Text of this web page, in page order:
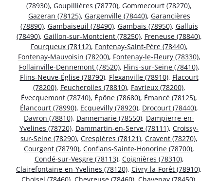
(78930), Goupillières (78770), Gommecourt (78270),
Gazeran (78125), Gargenville (78440), Garancières
(78890), Gambaiseuil (78490), Gambais (78950), Galluis
(78490), Gaillon-sur-Montcient (78250), Freneuse (78840),
Fourqueux (78112), Fontenay-Saint-Père (78440),
Fontenay-Mauvoisin (78200), Fontenay-le-Fleury (78330),
Follainville-Dennemont (78520), Flins-sur-Seine (78410),
Flins-Neuve-Église (78790), Flexanville (78910), Flacourt
(78200), Feucherolles (78810), Favrieux (78200),
Évecquemont (78740), Épône (78680), Émancé (78125),
Élancourt (78990), Ecquevilly (78920), Drocourt (78440),
Davron (78810), Dannemarie (78550), Dampierre-en-
Yvelines (78720), Dammartin-en-Serve (78111), Croissy-
sur-Seine (78290), Crespières (78121), Cravent (78270),
Courgent (78790), Conflans-Sainte-Honorine (78700),
Condé-sur-Vesgre (78113), Coignières (78310),
Clairefontaine-en-Yvelines (78120), Civry-la-Forêt (78910),